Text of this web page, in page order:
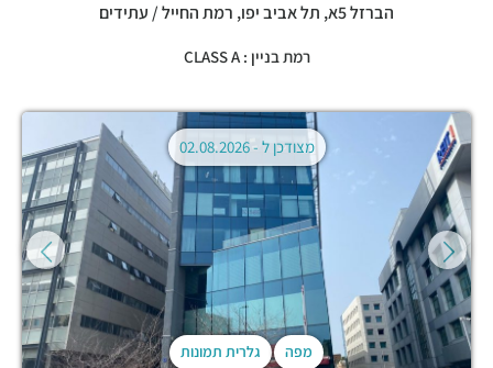
הברזל 5א, תל אביב יפו, רמת החייל / עתידים
רמת בניין : CLASS A
מפה גלרית תמונות
מצודכן ל -02.08.2026